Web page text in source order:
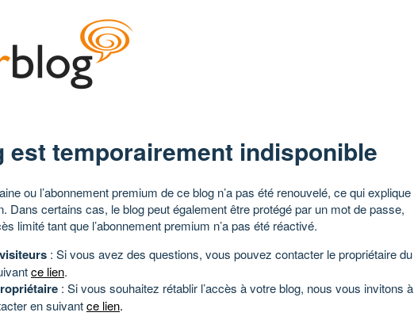
est temporairement indisponible
ou l’abonnement premium de ce blog n’a pas été renouvelé, ce qui explique
Dans certains cas, le blog peut également être protégé par un mot de passe,
limité tant que l’abonnement premium n’a pas été réactivé.
: Si vous avez des questions, vous pouvez contacter le propriétaire du
ce lien.
: Si vous souhaitez rétablir l’accès à votre blog, nous vous invitons à
en suivantce lien.